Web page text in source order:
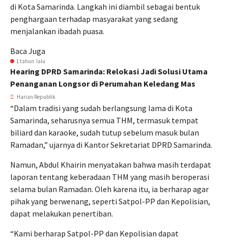
di Kota Samarinda. Langkah ini diambil sebagai bentuk
penghargaan terhadap masyarakat yang sedang
menjalankan ibadah puasa.
Baca Juga
1 tahun lalu
Hearing DPRD Samarinda: Relokasi Jadi Solusi Utama
Penanganan Longsor di Perumahan Keledang Mas
Harian Republik
“Dalam tradisi yang sudah berlangsung lama di Kota
Samarinda, seharusnya semua THM, termasuk tempat
biliard dan karaoke, sudah tutup sebelum masuk bulan
Ramadan,” ujarnya di Kantor Sekretariat DPRD Samarinda.
Namun, Abdul Khairin menyatakan bahwa masih terdapat
laporan tentang keberadaan THM yang masih beroperasi
selama bulan Ramadan. Oleh karena itu, ia berharap agar
pihak yang berwenang, seperti Satpol-PP dan Kepolisian,
dapat melakukan penertiban.
“Kami berharap Satpol-PP dan Kepolisian dapat